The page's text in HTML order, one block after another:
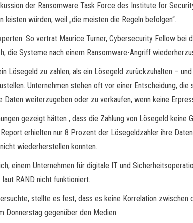
der Ransomware Task Force des Institute for
leisten würden, weil „die meisten die Regeln befolgen“.
So vertrat Maurice Turner, Cybersecurity Fellow bei
die Systeme nach einem Ransomware-Angriff
Lösegeld zu zahlen, als ein Lösegeld zurückzuhalten –
Unternehmen stehen oft vor einer Entscheidung,
weiterzugeben oder zu verkaufen, wenn keine
gezeigt hätten , dass die Zahlung von Lösegeld
erhielten nur 8 Prozent der Lösegeldzahler ihre
wiederherstellen konnten.
einem Unternehmen für digitale IT und
RAND nicht funktioniert.
stellte es fest, dass es keine Korrelation
Donnerstag gegenüber den Medien.